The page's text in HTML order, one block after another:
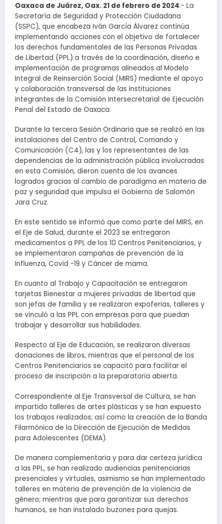
Oaxaca de Juárez, Oax. 21 de febrero de 2024.- La
Secretaría de Seguridad y Protección Ciudadana
(SSPC), que encabeza Iván García Álvarez continúa
implementando acciones con el objetivo de fortalecer
los derechos fundamentales de las Personas Privadas
de Libertad (PPL) a través de la coordinación, diseño e
implementación de programas alineados al Modelo
Integral de Reinserción Social (MIRS) mediante el apoyo
y colaboración transversal de las instituciones
integrantes de la Comisión Intersecretarial de Ejecución
Penal del Estado de Oaxaca.
Durante la tercera Sesión Ordinaria que se realizó en las
instalaciones del Centro de Control, Comando y
Comunicación (C4), las y los representantes de las
dependencias de la administración pública involucradas
en esta Comisión, dieron cuenta de los avances
logrados gracias al cambio de paradigma en materia de
paz y seguridad que impulsa el Gobierno de Salomón
Jara Cruz.
En este sentido se informó que como parte del MIRS, en
el Eje de Salud, durante el 2023 se entregaron
medicamentos a PPL de los 10 Centros Penitenciarios, y
se implementaron campañas de prevención de la
Influenza, Covid -19 y Cáncer de mama.
En cuanto al Trabajo y Capacitación se entregaron
tarjetas Bienestar a mujeres privadas de libertad que
son jefas de familia y se realizaron expoferias, talleres y
se vinculó a las PPL con empresas para que puedan
trabajar y desarrollar sus habilidades.
Respecto al Eje de Educación, se realizaron diversas
donaciones de libros, mientras que el personal de los
Centros Penitenciarios se capacitó para facilitar el
proceso de inscripción a la preparatoria abierta.
Correspondiente al Eje Transversal de Cultura, se han
impartido talleres de artes plásticas y se han expuesto
los trabajos realizados; así como la creación de la Banda
Filarmónica de la Dirección de Ejecución de Medidas
para Adolescentes (DEMA).
De manera complementaria y para dar certeza jurídica
a las PPL, se han realizado audiencias penitenciarias
presenciales y virtuales, asimismo se han implementado
talleres en materia de prevención de la violencia de
género; mientras que para garantizar sus derechos
humanos, se han instalado buzones para quejas.